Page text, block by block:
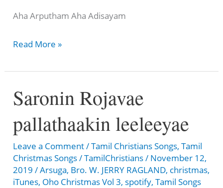
Aha Arputham Aha Adisayam
Aha
Aha
Adisayam
Read More »
Saronin Rojavae
pallathaakin leeleeyae
Leave a Comment/Tamil Christians Songs,Tamil
Christmas Songs/TamilChristians/ November 12,
2019/Arsuga, Bro. W. JERRY RAGLAND, christmas,
iTunes, Oho Christmas Vol 3, spotify,Tamil Songs